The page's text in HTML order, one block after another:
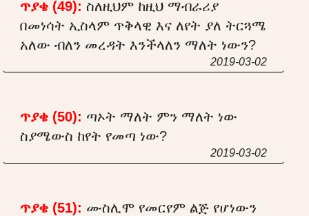
ጥያቄ (49): ስለዚህም ከዚህ ማብራሪያ
በመነሳት ኢስላም ጥቅላዊ እና ለየት ያለ ትርጓሜ
አለው ብለን መረዳት እንችላለን ማለት ነውን?
2019-03-02
ጥያቄ (50): ጣኦት ማለት ምን ማለት ነው
ስያሜውስ ከየት የመጣ ነው?
2019-03-02
ጥያቄ (51): ሙስሊሞ የመርየም ልጅ የሆነውን